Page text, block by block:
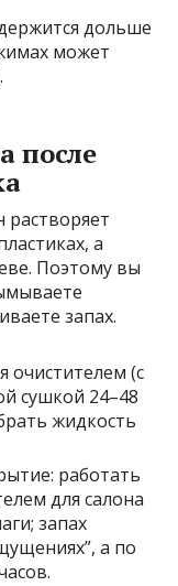
дольше
может
после
растворяет
а
Поэтому вы
запах.
очистителем (с
сушкой 24–48
жидкость
работать
для салона
запах
а по